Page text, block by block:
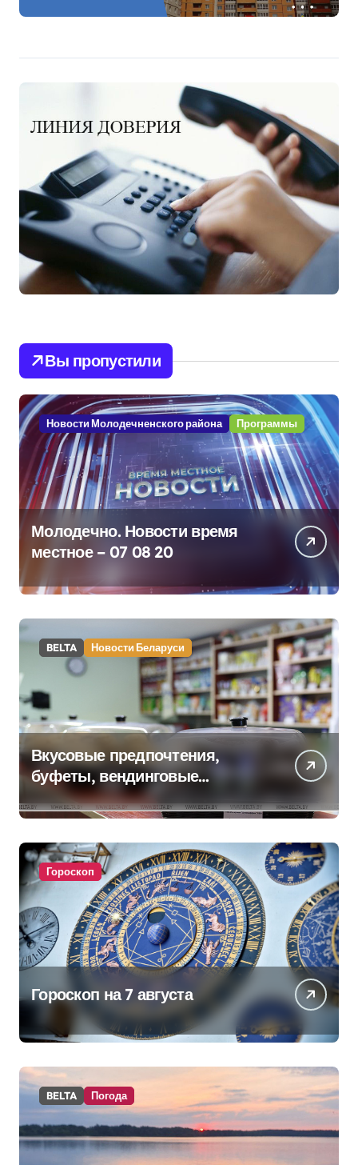
Вы пропустили
Новости Молодечненского района Программы
Молодечно. Новости время
местное – 07 08 20
BELTA Новости Беларуси
Вкусовые предпочтения,
буфеты, вендинговые
аппараты. Минобразования об
изменениях в школьном
питании
Гороскоп
Гороскоп на 7 августа
BELTA Погода